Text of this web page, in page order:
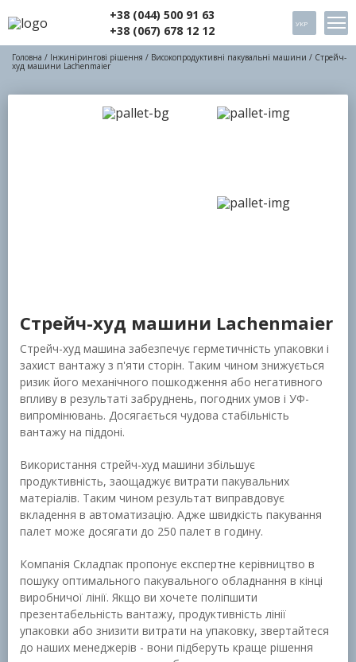
+38 (044) 500 91 63
+38 (067) 678 12 12
УКР
Головна / Інжинірингові рішення / Високопродуктивні пакувальні машини / Стрейч-
худ машини Lachenmaier
Стрейч-худ машини Lachenmaier
Стрейч-худ машина забезпечує герметичність упаковки і
захист вантажу з п'яти сторін. Таким чином знижується
ризик його механічного пошкодження або негативного
впливу в результаті забруднень, погодних умов і УФ-
випромінювань. Досягається чудова стабільність
вантажу на піддоні.
Використання стрейч-худ машини збільшує
продуктивність, заощаджує витрати пакувальних
матеріалів. Таким чином результат виправдовує
вкладення в автоматизацію. Адже швидкість пакування
палет може досягати до 250 палет в годину.
Компанія Складпак пропонує експертне керівництво в
пошуку оптимального пакувального обладнання в кінці
виробничої лінії. Якщо ви хочете поліпшити
презентабельність вантажу, продуктивність лінії
упаковки або знизити витрати на упаковку, звертайтеся
до наших менеджерів - вони підберуть краще рішення